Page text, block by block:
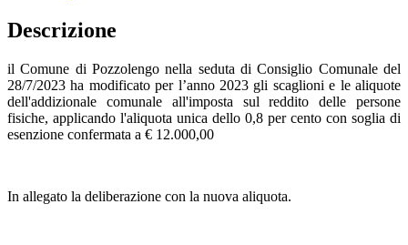
Descrizione
il Comune di Pozzolengo nella seduta di Consiglio Comunale del
28/7/2023 ha modificato per l’anno 2023 gli scaglioni e le aliquote
dell'addizionale comunale all'imposta sul reddito delle persone
fisiche, applicando l'aliquota unica dello 0,8 per cento con soglia di
esenzione confermata a € 12.000,00
In allegato la deliberazione con la nuova aliquota.